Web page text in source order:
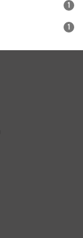
1
1